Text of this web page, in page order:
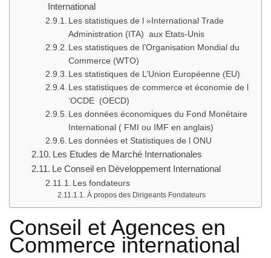
International
Les statistiques de l »International Trade
Administration (ITA) aux Etats-Unis
Les statistiques de l’Organisation Mondial du
Commerce (WTO)
Les statistiques de L’Union Européenne (EU)
Les statistiques de commerce et économie de l
‘OCDE (OECD)
Les données économiques du Fond Monétaire
International ( FMI ou IMF en anglais)
Les données et Statistiques de l ONU
Les Etudes de Marché Internationales
Le Conseil en Développement International
Les fondateurs
À propos des Dirigeants Fondateurs
Conseil et Agences en
Commerce international